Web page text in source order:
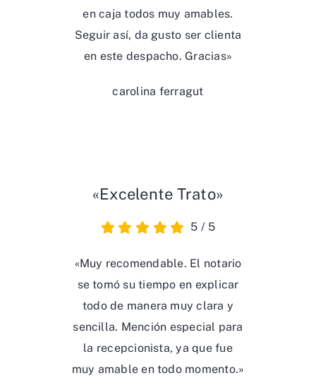
en caja todos muy amables.
Seguir así, da gusto ser clienta
en este despacho. Gracias»
carolina ferragut
«Excelente Trato»
5 / 5
«Muy recomendable. El notario
se tomó su tiempo en explicar
todo de manera muy clara y
sencilla. Mención especial para
la recepcionista, ya que fue
muy amable en todo momento.»